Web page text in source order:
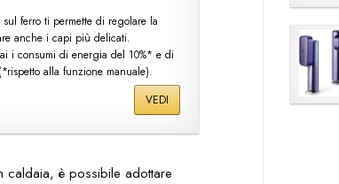
ferro ti permette di regolare la
anche i capi più delicati.
i consumi di energia del 10%* e di
alla funzione manuale).
VEDI
caldaia, è possibile adottare